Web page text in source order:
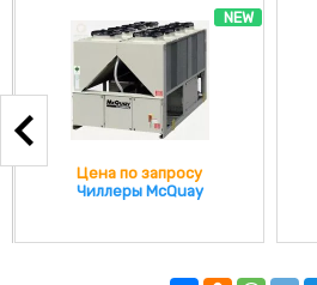
NEW
Цена по запросу
Чиллеры McQuay